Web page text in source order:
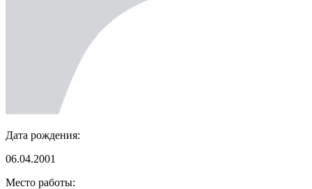
Дата рождения:
06.04.2001
Место работы: